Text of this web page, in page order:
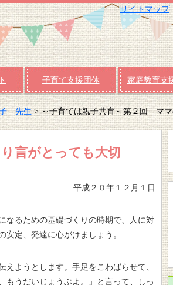
サイトマップ
子育て支援団体 家庭教育支
先生> ～子育ては親子共育～第２回 ママ
言がとっても大切
平成２０年１２月１日
なるための基礎づくりの時期で、人に対
定、発達に心がけましょう。
ようとします。手足をこわばらせて、
もうだいじょうぶよ。」と言って、しっ